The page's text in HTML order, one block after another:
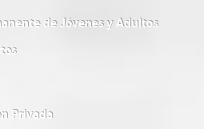
de Jóvenes y Adultos
Privada